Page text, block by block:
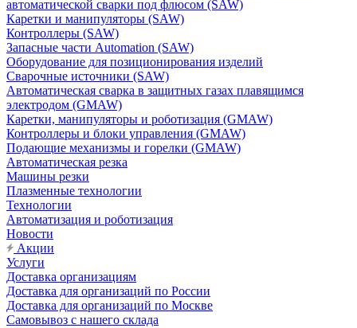
автоматической сварки под флюсом (SAW)
Каретки и манипуляторы (SAW)
Контроллеры (SAW)
Запасные части Automation (SAW)
Оборудование для позиционирования изделий
Сварочные источники (SAW)
Автоматическая сварка в защитных газах плавящимся
электродом (GMAW)
Каретки, манипуляторы и роботизация (GMAW)
Контроллеры и блоки управления (GMAW)
Подающие механизмы и горелки (GMAW)
Автоматическая резка
Машины резки
Плазменные технологии
Технологии
Автоматизация и роботизация
Новости
Акции
Услуги
Доставка организациям
Доставка для организаций по России
Доставка для организаций по Москве
Самовывоз с нашего склада